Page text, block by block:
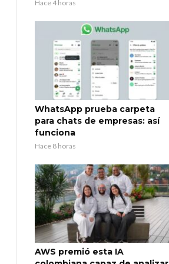
Hace 4 horas
WhatsApp prueba carpeta
para chats de empresas: así
funciona
Hace 8 horas
AWS premió esta IA